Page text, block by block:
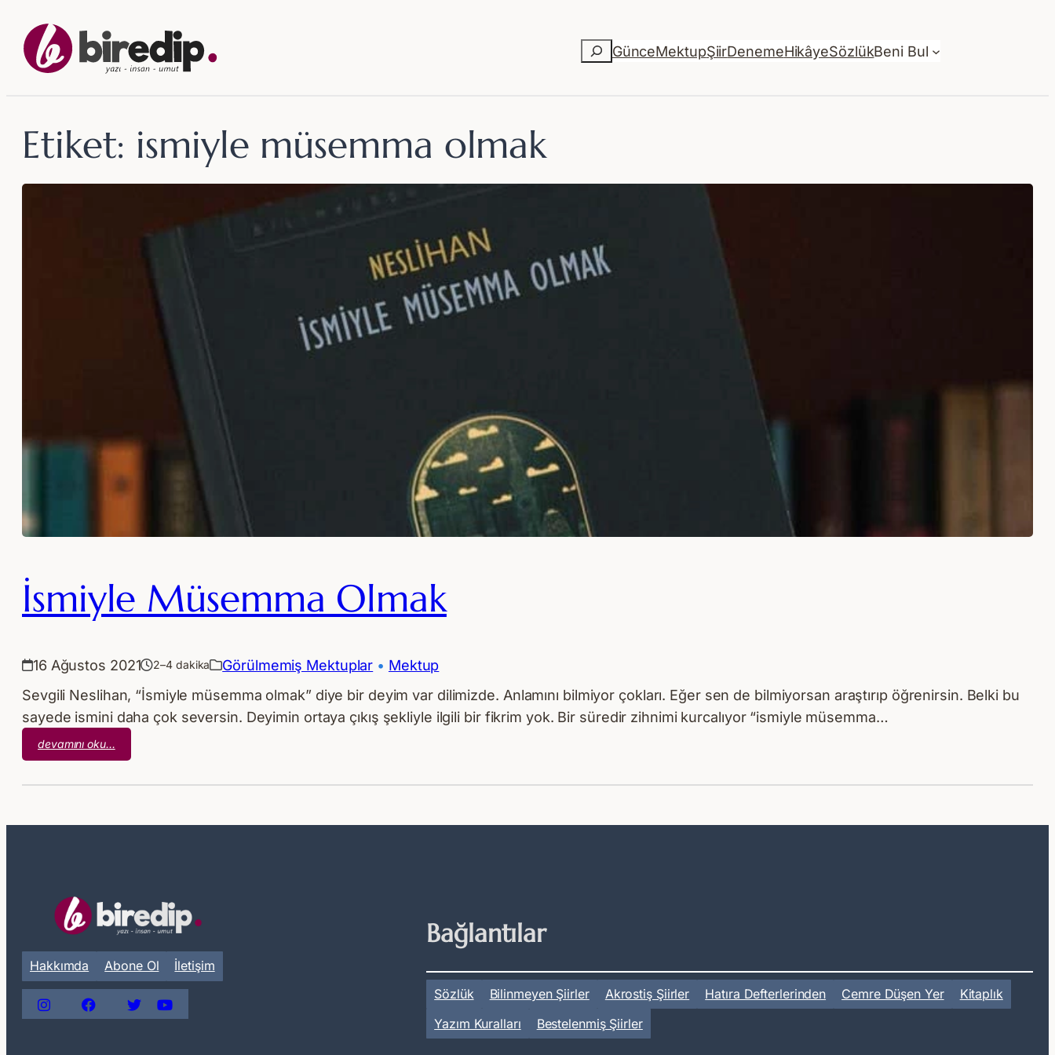
geç
Ara GünceMektupŞiirDenemeHikâyeSözlükBeni Bul
Etiket: ismiyle müsemma olmak
İsmiyle Müsemma Olmak
16 Ağustos 2021 2–4 dakika Görülmemiş Mektuplar • Mektup
Sevgili Neslihan, “İsmiyle müsemma olmak” diye bir deyim var dilimizde. Anlamını bilmiyor çokları. Eğer sen de bilmiyorsan araştırıp öğrenirsin. Belki bu
sayede ismini daha çok seversin. Deyimin ortaya çıkış şekliyle ilgili bir fikrim yok. Bir süredir zihnimi kurcalıyor “ismiyle müsemma…
devamını oku…:
İsmiyle
Hakkımda Abone Ol İletişim
Bağlantılar
Sözlük Bilinmeyen Şiirler Akrostiş Şiirler Hatıra Defterlerinden Cemre Düşen Yer
Kitaplık
Yazım Kuralları
Bestelenmiş Şiirler